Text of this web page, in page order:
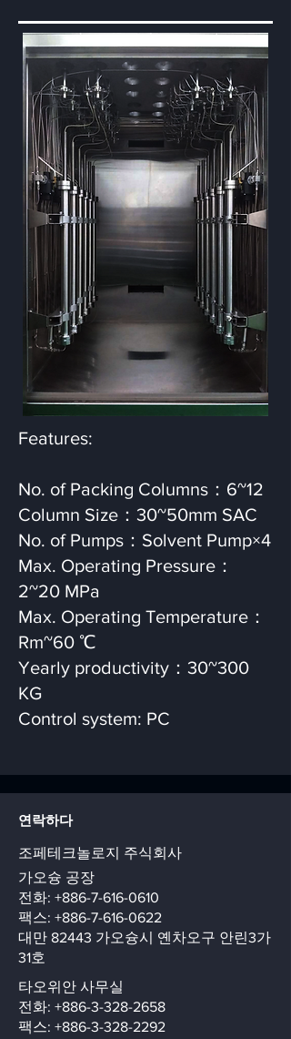
Features:
No. of Packing Columns：6~12
Column Size：30~50mm SAC
No. of Pumps：Solvent Pump×4
Max. Operating Pressure：
2~20 MPa
Max. Operating Temperature：
Rm~60 ℃
Yearly productivity：30~300
KG
Control system: PC
연락하다
조페테크놀로지 주식회사
가오슝 공장
전화: +886-7-616-0610
팩스: +886-7-616-0622
대만 82443 가오슝시 옌차오구 안린3가
31호
타오위안 사무실
전화: +886-3-328-2658
팩스: +886-3-328-2292